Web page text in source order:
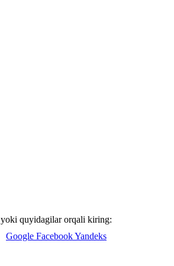
yoki quyidagilar orqali kiring:
Google FacebookYandeks